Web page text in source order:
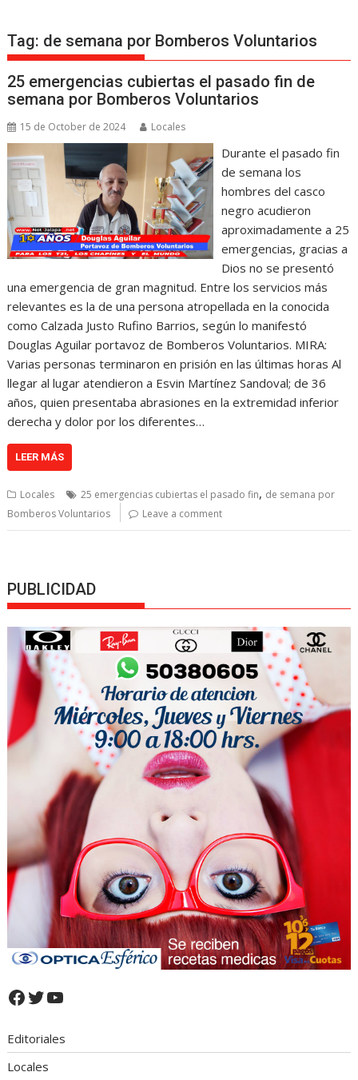
Tag: de semana por Bomberos Voluntarios
25 emergencias cubiertas el pasado fin de
semana por Bomberos Voluntarios
15 de October de 2024 Locales
Durante el pasado fin
de semana los
hombres del casco
negro acudieron
aproximadamente a 25
emergencias, gracias a
Dios no se presentó
una emergencia de gran magnitud. Entre los servicios más
relevantes es la de una persona atropellada en la conocida
como Calzada Justo Rufino Barrios, según lo manifestó
Douglas Aguilar portavoz de Bomberos Voluntarios. MIRA:
Varias personas terminaron en prisión en las últimas horas Al
llegar al lugar atendieron a Esvin Martínez Sandoval; de 36
años, quien presentaba abrasiones en la extremidad inferior
derecha y dolor por los diferentes…
LEER MÁS
Locales 25 emergencias cubiertas el pasado fin, de semana por
Bomberos Voluntarios
Leave a comment
PUBLICIDAD
Facebook
Twitter
YouTube
Editoriales
Locales